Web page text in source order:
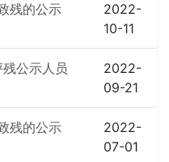
残的公示
2022-
10-11
公示人员
2022-
09-21
残的公示
2022-
07-01